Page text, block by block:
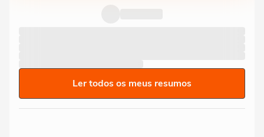
Ler todos os meus resumos